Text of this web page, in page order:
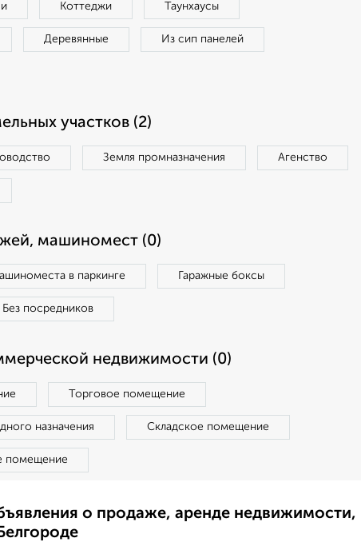
Коттеджи Таунхаусы
Деревянные Из сип панелей
участков (2)
Земля промназначения Агенство
машиномест (0)
в паркинге Гаражные боксы
Без посредников
недвижимости (0)
Торговое помещение
назначения Складское помещение
помещение
о продаже, аренде